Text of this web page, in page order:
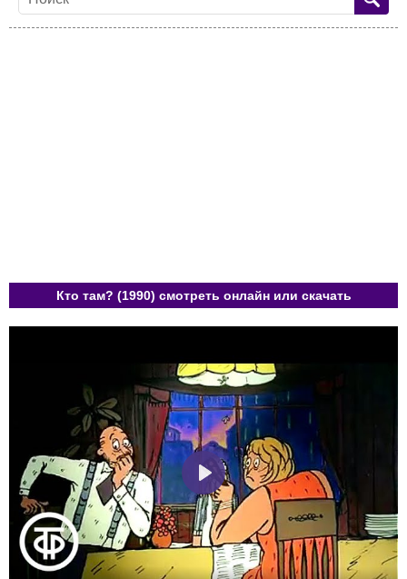
Кто там? (1990) смотреть онлайн или скачать
Play